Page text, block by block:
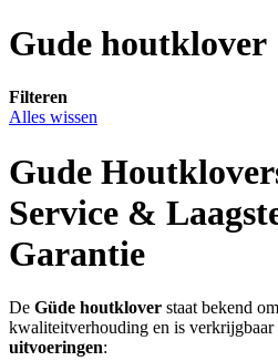
Gude houtklover
Filteren
Alles wissen
Gude
Service &
Garantie
De Güde houtklover staat bekend
kwaliteitverhouding en is verkrijgbaar
uitvoeringen: